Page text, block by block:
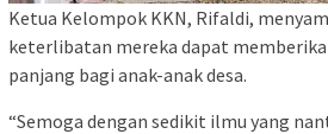
Ketua Kelompok KKN, Rifaldi,
keterlibatan mereka dapat
panjang bagi anak-anak desa.
“Semoga dengan sedikit ilmu yang